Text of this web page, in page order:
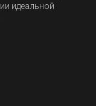
идеальной